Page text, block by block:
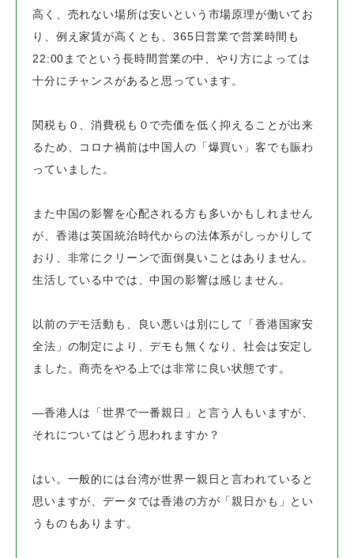
高く、売れない場所は安いという市場原理が働いてお
り、 例え家賃が高くとも、365日営業で営業時間も
22:00までという長時間営業の中、やり方によっては
十分にチャンスがあると思っています。
関税も０、消費税も０で売価を低く抑えることが出来
るため、
コロナ禍前は中国人の「爆買い」客でも賑わ
っていました。
また中国の影響を心配される方も多いかもしれません
が、 香港は英国統治時代からの法体系がしっかりして
おり、 非常にクリーンで面倒臭いことはありません。
生活している中では、中国の影響は感じません。
以前のデモ活動も、良い悪いは別にして「香港国家安
全法」の制定により、デモも無くなり、社会は安定し
ました。商売をやる上では非常に良い状態です。
―香港人は「世界で一番親日」と言う人もいますが、
それについてはどう思われますか？
はい。一般的には台湾が世界一親日と言われていると
思いますが、データでは香港の方が「親日かも」とい
うものもあります。